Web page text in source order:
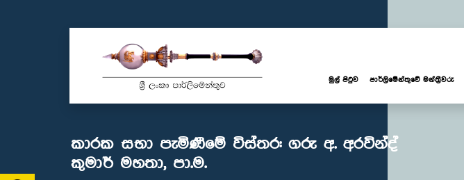
මුල් පිටුව පාර්ලි‌මේන්තුවේ මන්ත්‍රීවරු
කාරක සභා පැමිණීමේ විස්තර: ගරු අ. අරවින්ද්
කුමාර් මහතා, පා.ම.